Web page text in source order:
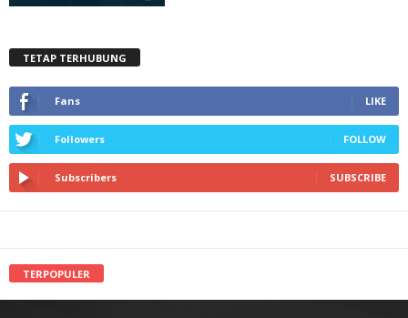
TETAP TERHUBUNG
Fans LIKE
Followers FOLLOW
Subscribers SUBSCRIBE
TERPOPULER